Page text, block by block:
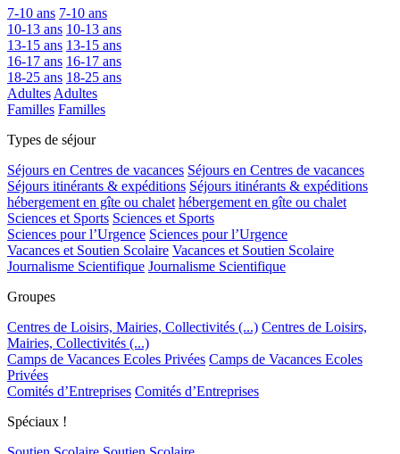
7-10 ans 7-10 ans
10-13 ans 10-13 ans
13-15 ans 13-15 ans
16-17 ans 16-17 ans
18-25 ans 18-25 ans
Adultes Adultes
Familles Familles
Types de séjour
Séjours en Centres de vacances Séjours en Centres de vacances
Séjours itinérants & expéditions Séjours itinérants & expéditions
hébergement en gîte ou chalet hébergement en gîte ou chalet
Sciences et Sports Sciences et Sports
Sciences pour l’Urgence Sciences pour l’Urgence
Vacances et Soutien Scolaire Vacances et Soutien Scolaire
Journalisme Scientifique Journalisme Scientifique
Groupes
Centres de Loisirs, Mairies, Collectivités (...) Centres de Loisirs,
Mairies, Collectivités (...)
Camps de Vacances Ecoles Privées Camps de Vacances Ecoles
Privées
Comités d’Entreprises Comités d’Entreprises
Spéciaux !